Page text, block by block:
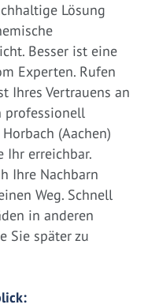
Lösung
Besser ist eine
Experten. Rufen
Ihres Vertrauens an
professionell
(Aachen)
Ihr erreichbar.
Ihre Nachbarn
Weg. Schnell
in anderen
Sie später zu